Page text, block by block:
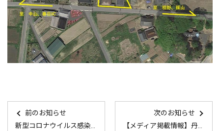
前のお知らせ
新型コロナウイルス感染症拡大を受けた窓口業務方法の変更について
次のお知らせ
【メディア掲載情報】丹波新聞 2020年4月23日